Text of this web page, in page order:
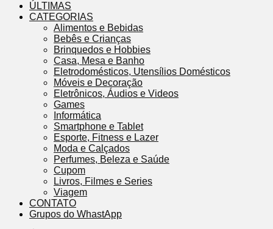
ÚLTIMAS
CATEGORIAS
Alimentos e Bebidas
Bebês e Crianças
Brinquedos e Hobbies
Casa, Mesa e Banho
Eletrodomésticos, Utensílios Domésticos
Móveis e Decoração
Eletrônicos, Áudios e Videos
Games
Informática
Smartphone e Tablet
Esporte, Fitness e Lazer
Moda e Calçados
Perfumes, Beleza e Saúde
Cupom
Livros, Filmes e Series
Viagem
CONTATO
Grupos do WhastApp